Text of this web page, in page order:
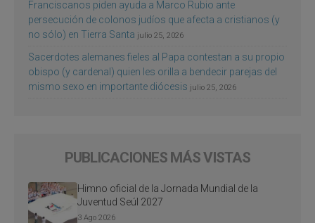
Franciscanos piden ayuda a Marco Rubio ante
persecución de colonos judíos que afecta a cristianos (y
no sólo) en Tierra Santa julio 25, 2026
Sacerdotes alemanes fieles al Papa contestan a su propio
obispo (y cardenal) quien les orilla a bendecir parejas del
mismo sexo en importante diócesis julio 25, 2026
PUBLICACIONES MÁS VISTAS
Himno oficial de la Jornada Mundial de la
Juventud Seúl 2027
3 Ago 2026